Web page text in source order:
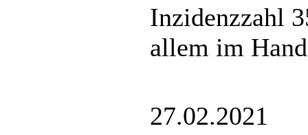
Inzidenzzahl
allem im
27.02.2021